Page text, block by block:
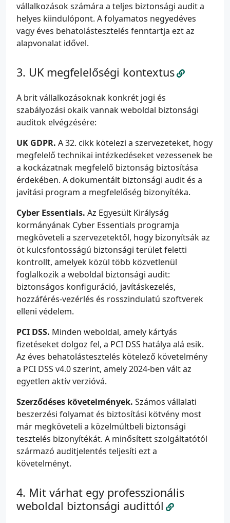
vállalkozások számára a teljes biztonsági audit a
helyes kiindulópont. A folyamatos negyedéves
vagy éves behatolástesztelés fenntartja ezt az
alapvonalat idővel.
UK megfelelőségi kontextus
A brit vállalkozásoknak konkrét jogi és
szabályozási okaik vannak weboldal biztonsági
auditok elvégzésére:
UK GDPR. A 32. cikk kötelezi a szervezeteket, hogy
megfelelő technikai intézkedéseket vezessenek be
a kockázatnak megfelelő biztonság biztosítása
érdekében. A dokumentált biztonsági audit és a
javítási program a megfelelőség bizonyítéka.
Cyber Essentials. Az Egyesült Királyság
kormányának Cyber Essentials programja
megköveteli a szervezetektől, hogy bizonyítsák az
öt kulcsfontosságú biztonsági terület feletti
kontrollt, amelyek közül több közvetlenül
foglalkozik a weboldal biztonsági audit:
biztonságos konfiguráció, javításkezelés,
hozzáférés-vezérlés és rosszindulatú szoftverek
elleni védelem.
PCI DSS. Minden weboldal, amely kártyás
fizetéseket dolgoz fel, a PCI DSS hatálya alá esik.
Az éves behatolástesztelés kötelező követelmény
a PCI DSS v4.0 szerint, amely 2024-ben vált az
egyetlen aktív verzióvá.
Szerződéses követelmények. Számos vállalati
beszerzési folyamat és biztosítási kötvény most
már megköveteli a közelmúltbeli biztonsági
tesztelés bizonyítékát. A minősített szolgáltatótól
származó auditjelentés teljesíti ezt a
követelményt.
Mit várhat egy professzionális
weboldal biztonsági audittól